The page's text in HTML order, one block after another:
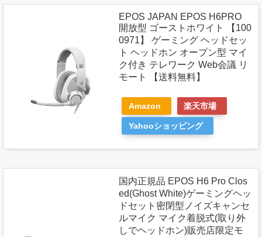
EPOS JAPAN EPOS H6PRO
開放型 ゴーストホワイト 【100
0971】 ゲーミング ヘッドセッ
ト ヘッドホン オープン型 マイ
ク付き テレワーク Web会議 リ
モート 【送料無料】
Amazon 楽天市場
Yahooショッピング
国内正規品 EPOS H6 Pro Clos
ed(Ghost White)ゲーミングヘッ
ドセット密閉型ノイズキャンセ
ルマイク マイク着脱式(取り外
しでヘッドホン)販売店限定モ